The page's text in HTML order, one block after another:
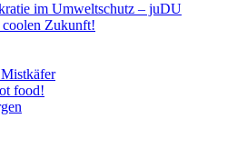
im Umweltschutz – juDU
Zukunft!
food!